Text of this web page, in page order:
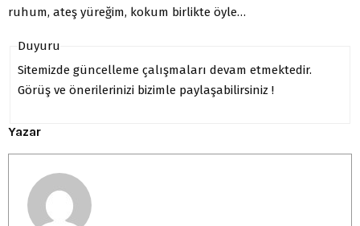
ruhum, ateş yüreğim, kokum birlikte öyle…
Duyuru
Sitemizde güncelleme çalışmaları devam etmektedir.
Görüş ve önerilerinizi bizimle paylaşabilirsiniz !
Yazar